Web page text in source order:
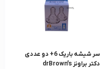
سر شيشه باريک 6+ دو عددى
دکتر براونز drBrown’s